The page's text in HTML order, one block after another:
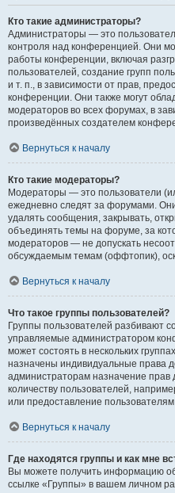
Кто такие администраторы?
Администраторы — это
контроля над конференцией. Они
работы конференции, включая
пользователей, создание групп
и т. п., в зависимости от прав,
конференции. Они также могут
модераторов во всех форумах, в
произведённых создателем
Вернуться к началу
Кто такие модераторы?
Модераторы — это пользователи
ежедневно следят за форумами.
удалять сообщения, закрывать,
объединять темы на форуме, за
модераторов — не допускать
обсуждаемым темам (оффтопик),
Вернуться к началу
Что такое группы пользователей?
Группы пользователей разбивают
управляемые администратором
может состоять в нескольких
назначены индивидуальные права
администраторам назначение
количеству пользователей,
или предоставление
Вернуться к началу
Где находятся группы и как мне
Вы можете получить информацию
ссылке «Группы» в вашем личном